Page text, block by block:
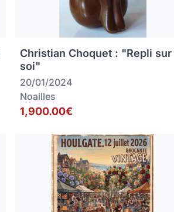
Christian Choquet : "Repli sur
soi"
20/01/2024
Noailles
1,900.00€